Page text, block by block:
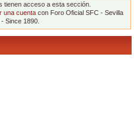
tienen acceso a esta sección.
una cuentacon Foro Oficial SFC - Sevilla
- Since 1890.